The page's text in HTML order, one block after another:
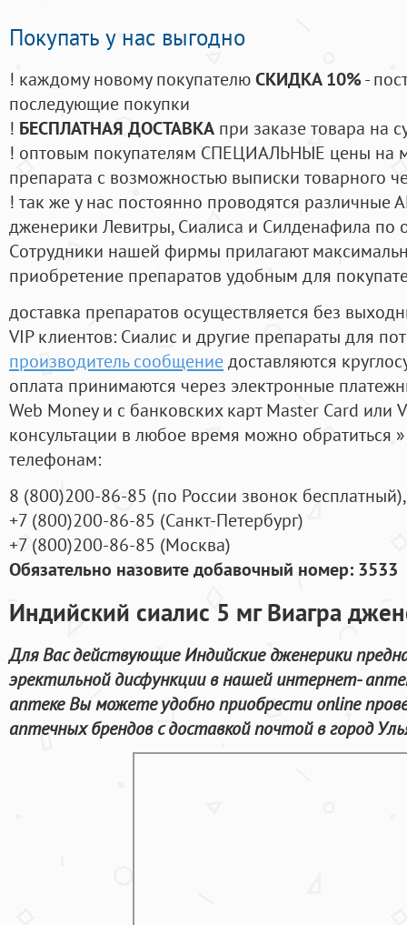
Покупать у нас выгодно
! каждому новому покупателюСКИДКА 10%-
последующие покупки
! БЕСПЛАТНАЯ ДОСТАВКА при заказе товара на
! оптовым покупателям СПЕЦИАЛЬНЫЕ цены на
препарата с возможностью выписки товарного
! так же у нас постоянно проводятся
дженерики Левитры, Сиалиса и Силденафила по
Cотрудники нашей фирмы прилагают
приобретение препаратов удобным для
доставка препаратов осуществляется без
VIP клиентов: Сиалис и другие препараты для
производитель сообщениедоставляются
оплата принимаются через электронные
Web Money и с банковских карт Master Card или
консультации в любое время можно обратиться
телефонам:
8 (800)200-86-85 (по России звонок бесплатный),
+7 (800)200-86-85 (Санкт-Петербург)
+7 (800)200-86-85 (Москва)
Обязательно назовите добавочный номер: 3533
Индийский сиалис 5 мг Виагра
Для Вас действующие Индийские дженерики
эректильной дисфункции в нашей интернет-
аптеке Вы можете удобно приобрести online
аптечных брендов с доставкой почтой в город